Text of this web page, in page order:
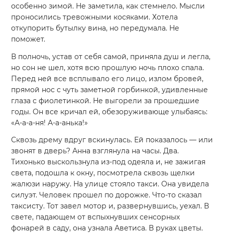
особенно зимой. Не заметила, как стемнело. Мысли
проносились тревожными косяками. Хотела
откупорить бутылку вина, но передумала. Не
поможет.
В полночь, устав от себя самой, приняла душ и легла,
но сон не шел, хотя всю прошлую ночь плохо спала.
Перед ней все всплывало его лицо, излом бровей,
прямой нос с чуть заметной горбинкой, удивленные
глаза с фиолетинкой. Не выгорели за прошедшие
годы. Он все кричал ей, обезоруживающе улыбаясь:
«А-а-а-ня! А-а-анька!»
Сквозь дрему вдруг вскинулась. Ей показалось — или
звонят в дверь? Анна взглянула на часы. Два.
Тихонько выскользнула из-под одеяла и, не зажигая
света, подошла к окну, посмотрела сквозь щелки
жалюзи наружу. На улице стояло такси. Она увидела
силуэт. Человек прошел по дорожке. Что-то сказал
таксисту. Тот завел мотор и, развернувшись, уехал. В
свете, падающем от вспыхнувших сенсорных
фонарей в саду, она узнала Аветиса. В руках цветы.